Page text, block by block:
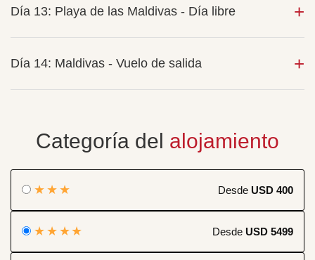
Día 13: Playa de las Maldivas - Día libre
Día 14: Maldivas - Vuelo de salida
Categoría del alojamiento
★★★ Desde USD 400
★★★★ Desde USD 5499